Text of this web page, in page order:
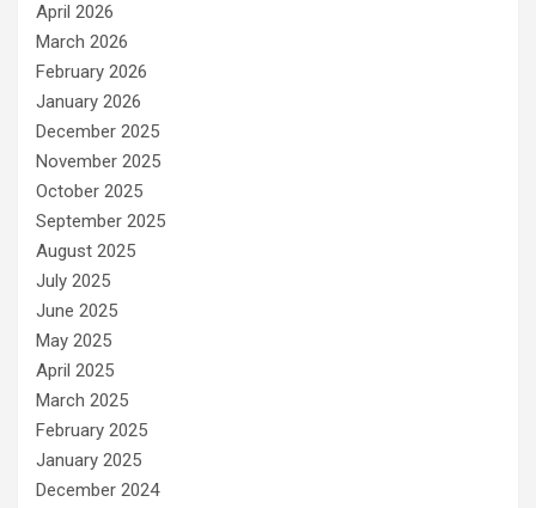
April 2026
March 2026
February 2026
January 2026
December 2025
November 2025
October 2025
September 2025
August 2025
July 2025
June 2025
May 2025
April 2025
March 2025
February 2025
January 2025
December 2024